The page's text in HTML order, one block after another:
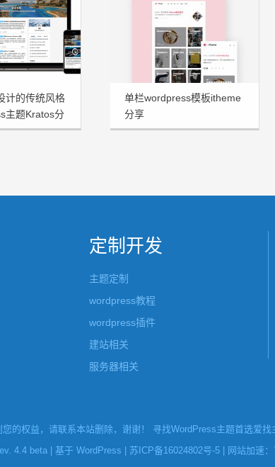
计的传统风格
主题Kratos分
单栏wordpress模板itheme
分享
定制开发
主题定制
wordpress教程
wordpress插件
建站相关
服务器相关
权益，请联系本站删除，谢谢！ 寻找WordPress主题首选爱找
4.4 beta | 基于 WordPress 苏ICP备16024802号-5| 网站加速：